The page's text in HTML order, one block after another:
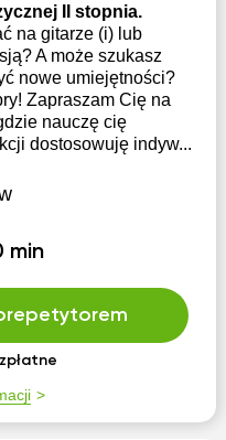
II stopnia.
na gitarze (i) lub
A może szukasz
nowe umiejętności?
Zapraszam Cię na
nauczę cię
dostosowuję indyw...
min